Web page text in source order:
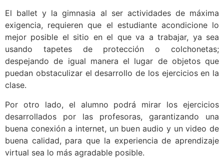
El ballet y la gimnasia al ser actividades de máxima
exigencia, requieren que el estudiante acondicione lo
mejor posible el sitio en el que va a trabajar, ya sea
usando tapetes de protección o colchonetas;
despejando de igual manera el lugar de objetos que
puedan obstaculizar el desarrollo de los ejercicios en la
clase.
Por otro lado, el alumno podrá mirar los ejercicios
desarrollados por las profesoras, garantizando una
buena conexión a internet, un buen audio y un video de
buena calidad, para que la experiencia de aprendizaje
virtual sea lo más agradable posible.